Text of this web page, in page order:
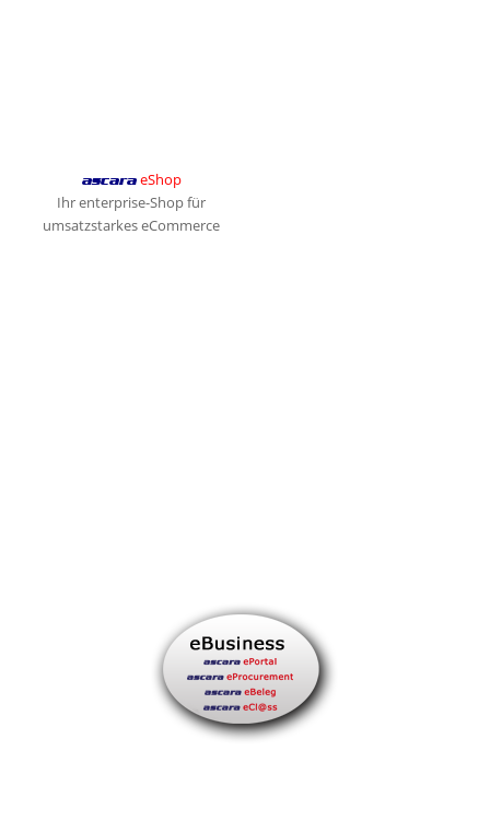
ascara eShop
Ihr enterprise-Shop für
umsatzstarkes eCommerce